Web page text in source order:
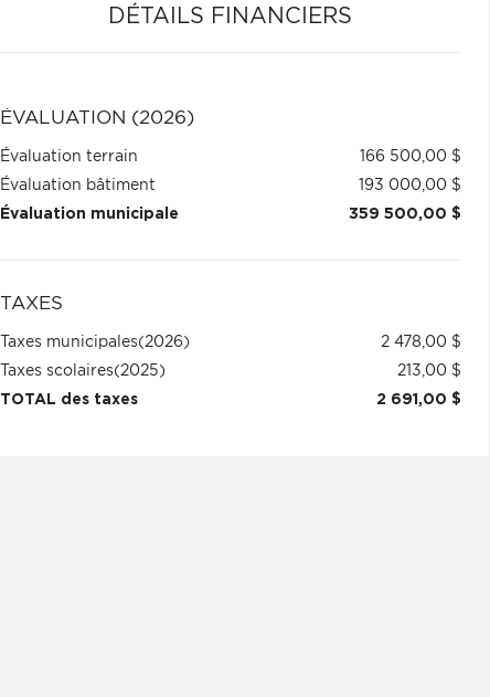
DÉTAILS FINANCIERS
ÉVALUATION (2026)
Évaluation terrain
166 500,00 $
Évaluation bâtiment
193 000,00 $
Évaluation municipale
359 500,00 $
TAXES
Taxes municipales(2026)
2 478,00 $
Taxes scolaires(2025)
213,00 $
TOTAL des taxes
2 691,00 $